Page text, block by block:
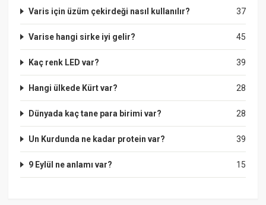
37
Varis için üzüm çekirdeği nasıl kullanılır?
45
Varise hangi sirke iyi gelir?
39
Kaç renk LED var?
28
Hangi ülkede Kürt var?
28
Dünyada kaç tane para birimi var?
39
Un Kurdunda ne kadar protein var?
15
9 Eylül ne anlamı var?